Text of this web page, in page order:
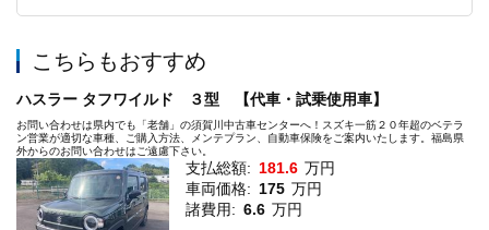
こちらもおすすめ
ハスラー タフワイルド ３型 【代車・試乗使用車】
お問い合わせは県内でも「老舗」の須賀川中古車センターへ！スズキ一筋２０年超のベテラ
ン営業が適切な車種、ご購入方法、メンテプラン、自動車保険をご案内いたします。福島県
外からのお問い合わせはご遠慮下さい。
支払総額: 181.6 万円
車両価格: 175 万円
諸費用: 6.6 万円